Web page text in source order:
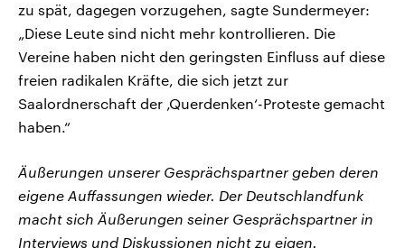
zu spät, dagegen vorzugehen, sagte Sundermeyer:
„Diese Leute sind nicht mehr kontrollieren. Die
Vereine haben nicht den geringsten Einfluss auf diese
freien radikalen Kräfte, die sich jetzt zur
Saalordnerschaft der ‚Querdenken‘-Proteste gemacht
haben.“
Äußerungen unserer Gesprächspartner geben deren
eigene Auffassungen wieder. Der Deutschlandfunk
macht sich Äußerungen seiner Gesprächspartner in
Interviews und Diskussionen nicht zu eigen.